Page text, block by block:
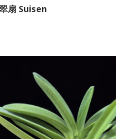
扇 Suisen